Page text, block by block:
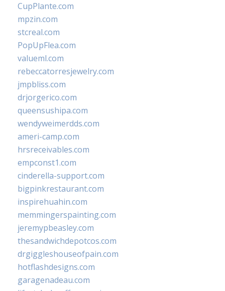
CupPlante.com
mpzin.com
stcreal.com
PopUpFlea.com
valueml.com
rebeccatorresjewelry.com
jmpbliss.com
drjorgerico.com
queensushipa.com
wendyweimerdds.com
ameri-camp.com
hrsreceivables.com
empconst1.com
cinderella-support.com
bigpinkrestaurant.com
inspirehuahin.com
memmingerspainting.com
jeremypbeasley.com
thesandwichdepotcos.com
drgiggleshouseofpain.com
hotflashdesigns.com
garagenadeau.com